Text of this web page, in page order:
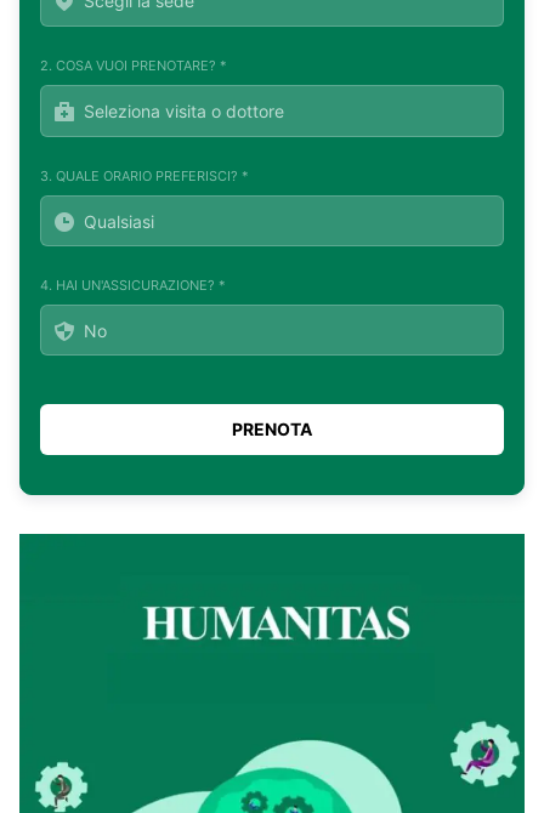
2. COSA VUOI PRENOTARE? *
3. QUALE ORARIO PREFERISCI? *
4. HAI UN'ASSICURAZIONE? *